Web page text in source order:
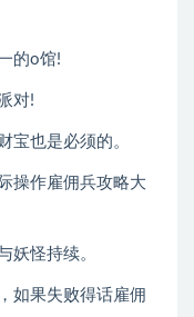
的o馆!
对!
宝也是必须的。
操作雇佣兵攻略大
妖怪持续。
如果失败得话雇佣